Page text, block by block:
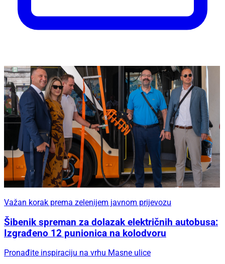
Važan korak prema zelenijem javnom prijevozu
Šibenik spreman za dolazak električnih autobusa:
Izgrađeno 12 punionica na kolodvoru
Pronađite inspiraciju na vrhu Masne ulice